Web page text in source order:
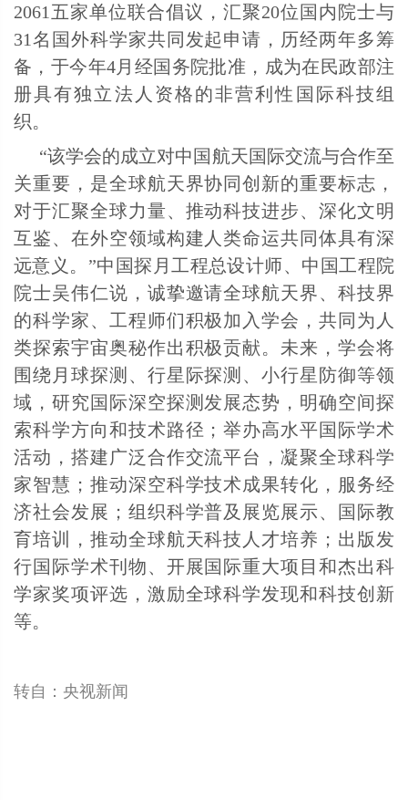
2061五家单位联合倡议，汇聚20位国内院士与
31名国外科学家共同发起申请，历经两年多筹
备，于今年4月经国务院批准，成为在民政部注
册具有独立法人资格的非营利性国际科技组
织。
“该学会的成立对中国航天国际交流与合作至
关重要，是全球航天界协同创新的重要标志，
对于汇聚全球力量、推动科技进步、深化文明
互鉴、在外空领域构建人类命运共同体具有深
远意义。”中国探月工程总设计师、中国工程院
院士吴伟仁说，诚挚邀请全球航天界、科技界
的科学家、工程师们积极加入学会，共同为人
类探索宇宙奥秘作出积极贡献。未来，学会将
围绕月球探测、行星际探测、小行星防御等领
域，研究国际深空探测发展态势，明确空间探
索科学方向和技术路径；举办高水平国际学术
活动，搭建广泛合作交流平台，凝聚全球科学
家智慧；推动深空科学技术成果转化，服务经
济社会发展；组织科学普及展览展示、国际教
育培训，推动全球航天科技人才培养；出版发
行国际学术刊物、开展国际重大项目和杰出科
学家奖项评选，激励全球科学发现和科技创新
等。
转自：央视新闻